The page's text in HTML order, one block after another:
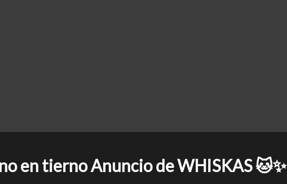
en tierno Anuncio de WHISKAS 🐱✨